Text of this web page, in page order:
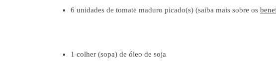
6 unidades de tomate maduro picado(s) (saiba mais sobre os
1 colher (sopa) de óleo de soja